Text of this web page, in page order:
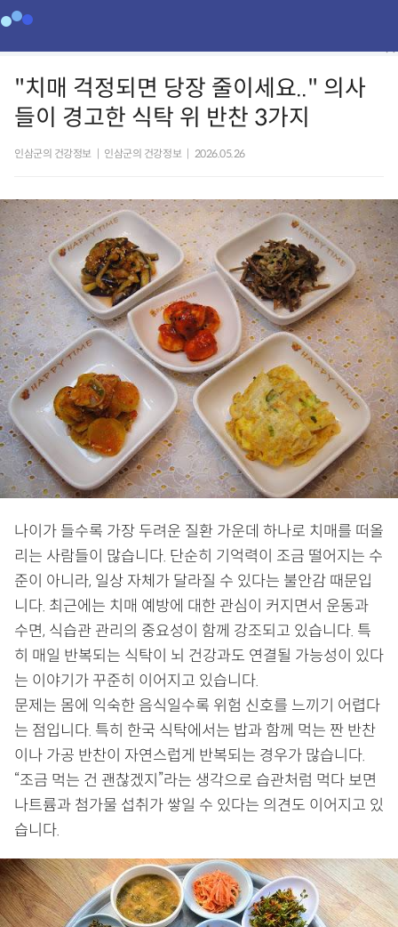
"치매 걱정되면 당장 줄이세요.." 의사
들이 경고한 식탁 위 반찬 3가지
인삼군의 건강정보 인삼군의 건강정보 2026.05.26
나이가 들수록 가장 두려운 질환 가운데 하나로 치매를 떠올
리는 사람들이 많습니다. 단순히 기억력이 조금 떨어지는 수
준이 아니라, 일상 자체가 달라질 수 있다는 불안감 때문입
니다. 최근에는 치매 예방에 대한 관심이 커지면서 운동과
수면, 식습관 관리의 중요성이 함께 강조되고 있습니다. 특
히 매일 반복되는 식탁이 뇌 건강과도 연결될 가능성이 있다
는 이야기가 꾸준히 이어지고 있습니다.
문제는 몸에 익숙한 음식일수록 위험 신호를 느끼기 어렵다
는 점입니다. 특히 한국 식탁에서는 밥과 함께 먹는 짠 반찬
이나 가공 반찬이 자연스럽게 반복되는 경우가 많습니다.
“조금 먹는 건 괜찮겠지”라는 생각으로 습관처럼 먹다 보면
나트륨과 첨가물 섭취가 쌓일 수 있다는 의견도 이어지고 있
습니다.